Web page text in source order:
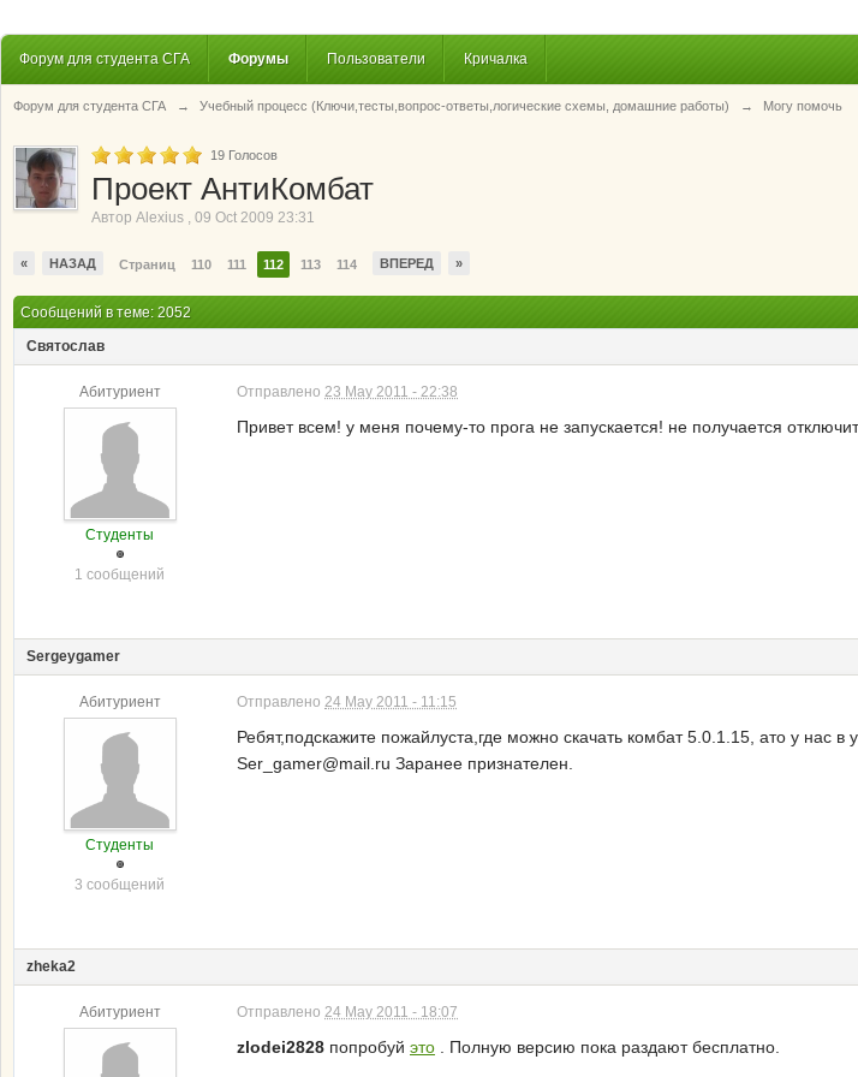
Форум для студента СГА Форумы Пользователи Кричалка
Форум для студента СГА → Учебный процесс (Ключи,тесты,вопрос-ответы,логические схемы, домашние работы) → Могу помочь
19 Голосов
Проект АнтиКомбат
Автор Alexius , 09 Oct 2009 23:31
« НАЗАД Страниц 110 111 112 113 114 ВПЕРЕД »
Сообщений в теме: 2052
Святослав
Абитуриент
Студенты
1 сообщений
Отправлено 23 May 2011 - 22:38
Привет всем! у меня почему-то прога не запускается! не получается
Sergeygamer
Абитуриент
Студенты
3 сообщений
Отправлено 24 May 2011 - 11:15
Ребят,подскажите пожайлуста,где можно скачать комбат 5.0.1.15, ато у нас
Ser_gamer@mail.ru Заранее признателен.
zheka2
Абитуриент Отправлено 24 May 2011 - 18:07
zlodei2828 попробуй это . Полную версию пока раздают бесплатно.